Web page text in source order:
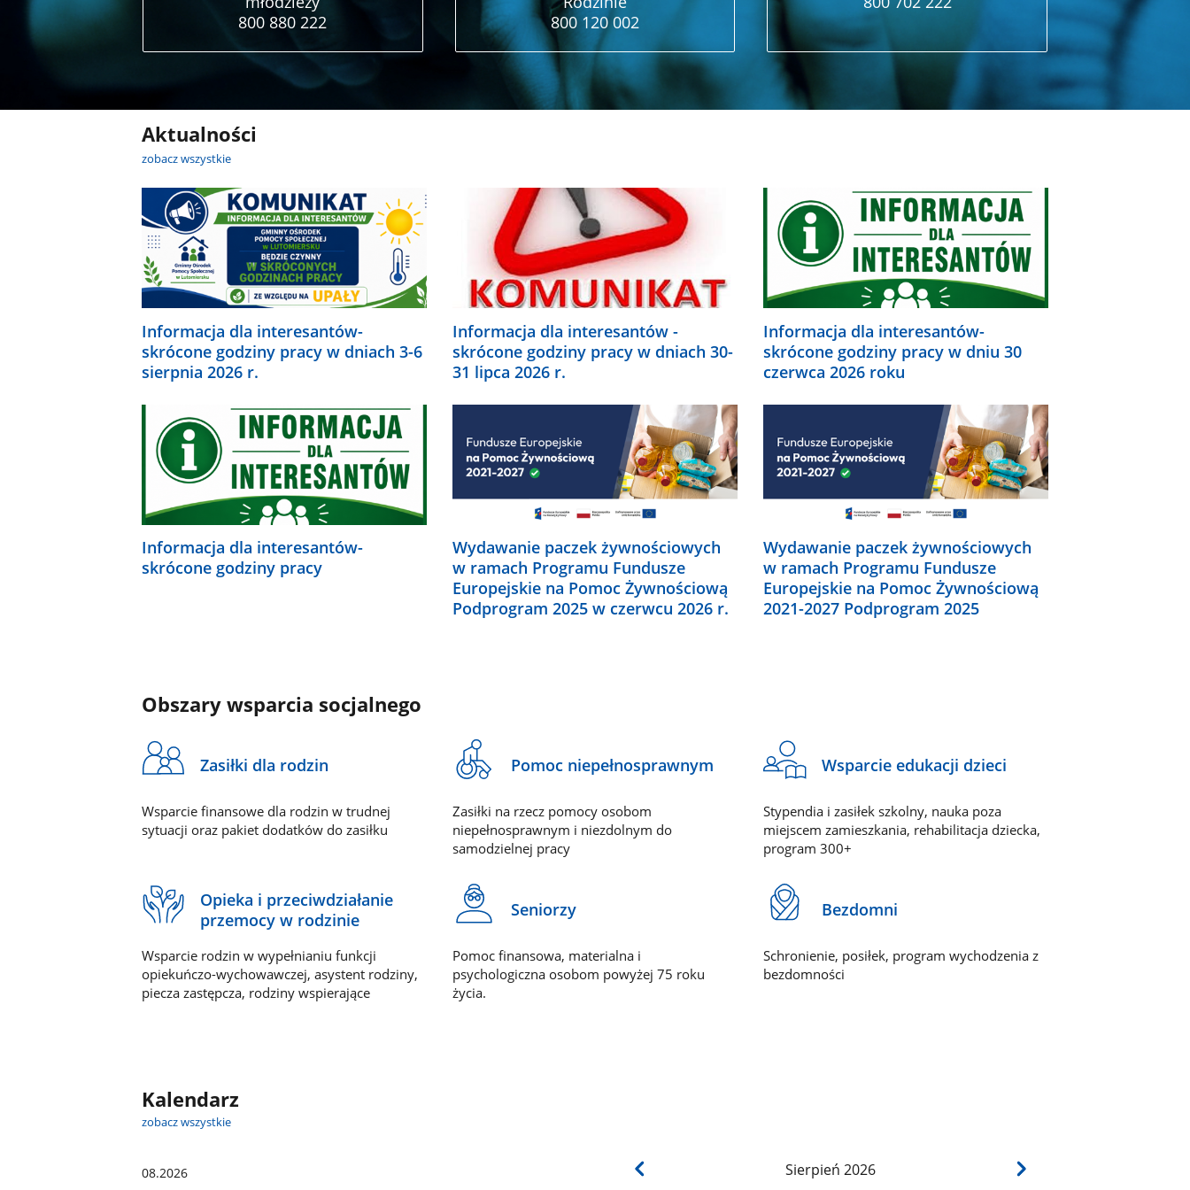
800 880 222
800 120 002
Aktualności
zobacz wszystkie
Informacja dla interesantów-
skrócone godziny pracy w dniach 3-6
sierpnia 2026 r.
Informacja dla interesantów -
skrócone godziny pracy w dniach 30-
31 lipca 2026 r.
Informacja dla interesantów-
skrócone godziny pracy w dniu 30
czerwca 2026 roku
Informacja dla interesantów-
skrócone godziny pracy
Wydawanie paczek żywnościowych
w ramach Programu Fundusze
Europejskie na Pomoc Żywnościową
Podprogram 2025 w czerwcu 2026 r.
Wydawanie paczek żywnościowych
w ramach Programu Fundusze
Europejskie na Pomoc Żywnościową
2021-2027 Podprogram 2025
Obszary wsparcia socjalnego
Zasiłki dla rodzin
Wsparcie finansowe dla rodzin w trudnej
sytuacji oraz pakiet dodatków do zasiłku
Pomoc niepełnosprawnym
Zasiłki na rzecz pomocy osobom
niepełnosprawnym i niezdolnym do
samodzielnej pracy
Wsparcie edukacji dzieci
Stypendia i zasiłek szkolny, nauka poza
miejscem zamieszkania, rehabilitacja dziecka,
program 300+
Opieka i przeciwdziałanie
przemocy w rodzinie
Wsparcie rodzin w wypełnianiu funkcji
opiekuńczo-wychowawczej, asystent rodziny,
piecza zastępcza, rodziny wspierające
Seniorzy
Pomoc finansowa, materialna i
psychologiczna osobom powyżej 75 roku
życia.
Bezdomni
Schronienie, posiłek, program wychodzenia z
bezdomności
Kalendarz
zobacz wszystkie
Sierpień 2026
08.2026